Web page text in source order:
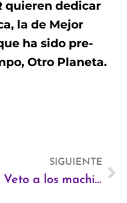
quieren dedicar
la de Mejor
ha sido pre-
Otro Planeta.
SIGUIENTE
Veto a los machistas en los bares de copas del centro de Madrid